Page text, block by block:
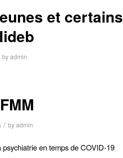
et certains
byadmin
/ byadmin
en temps de COVID-19